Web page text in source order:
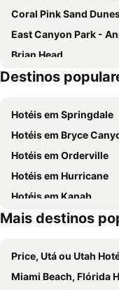
Coral Pink Sand Dunes
East Canyon Park - Ann J.
Brian Head
Destinos
Hotéis em Springdale
Hotéis em Bryce
Hotéis em Orderville
Hotéis em Hurricane
Hotéis em Kanab
Mais destinos
Price, Utá ou Utah
Miami Beach, Flórida